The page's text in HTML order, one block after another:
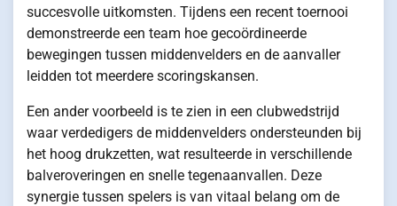
succesvolle uitkomsten. Tijdens een recent toernooi
demonstreerde een team hoe gecoördineerde
bewegingen tussen middenvelders en de aanvaller
leidden tot meerdere scoringskansen.
Een ander voorbeeld is te zien in een clubwedstrijd
waar verdedigers de middenvelders ondersteunden bij
het hoog drukzetten, wat resulteerde in verschillende
balveroveringen en snelle tegenaanvallen. Deze
synergie tussen spelers is van vitaal belang om de